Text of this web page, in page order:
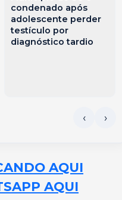
condenado após
adolescente perder
testículo por
diagnóstico tardio
AQUI
AQUI